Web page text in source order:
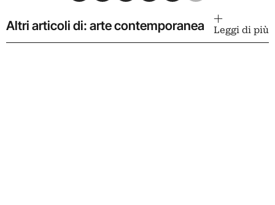
Altri articoli di: arte contemporanea Leggi di più